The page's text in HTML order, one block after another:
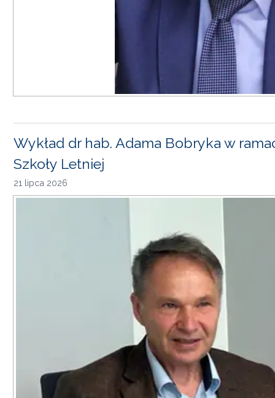
Wykład dr hab. Adama Bobryka w
Szkoły Letniej
21 lipca 2026